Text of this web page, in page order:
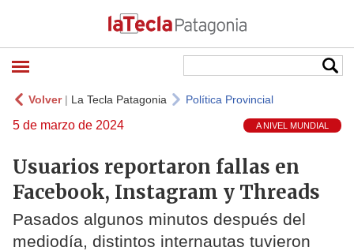
Volver| La Tecla Patagonia Política Provincial
5 de marzo de 2024 A NIVEL MUNDIAL
Usuarios reportaron fallas en
Facebook, Instagram y Threads
Pasados algunos minutos después del
mediodía, distintos internautas tuvieron